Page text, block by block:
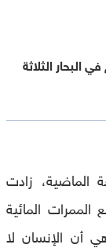
البحار الثلاثة
الماضية، زادت
الممرات المائية
أن الإنسان لا